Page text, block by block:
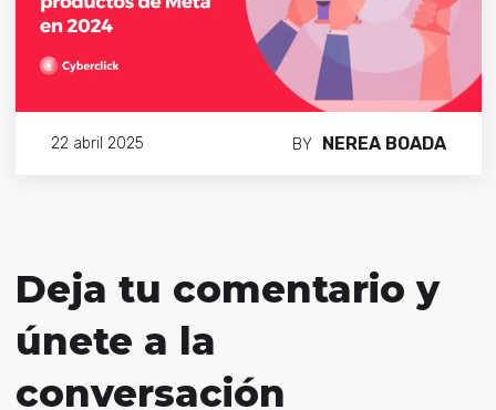
22 abril 2025 BY NEREA BOADA
Deja tu comentario y
únete a la
conversación